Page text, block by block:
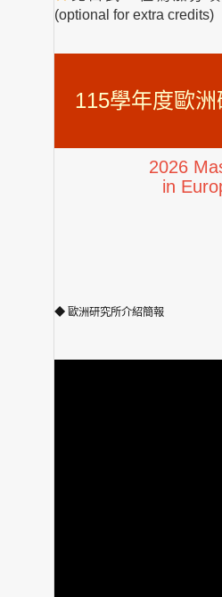
(optional for extra credits)
115學年度歐
2026
in
◆ 歐洲研究所介紹簡報